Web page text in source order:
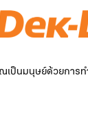
เป็นมนุษย์ด้วยการท